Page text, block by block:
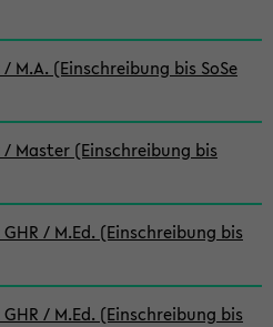
M.A. (Einschreibung bis SoSe
Master (Einschreibung bis
/ M.Ed. (Einschreibung bis
/ M.Ed. (Einschreibung bis